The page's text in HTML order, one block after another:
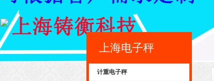
上海电子秤
计重电子秤